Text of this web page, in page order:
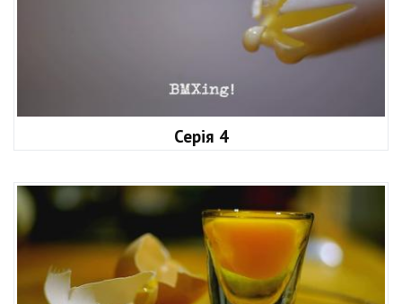
Серія 4